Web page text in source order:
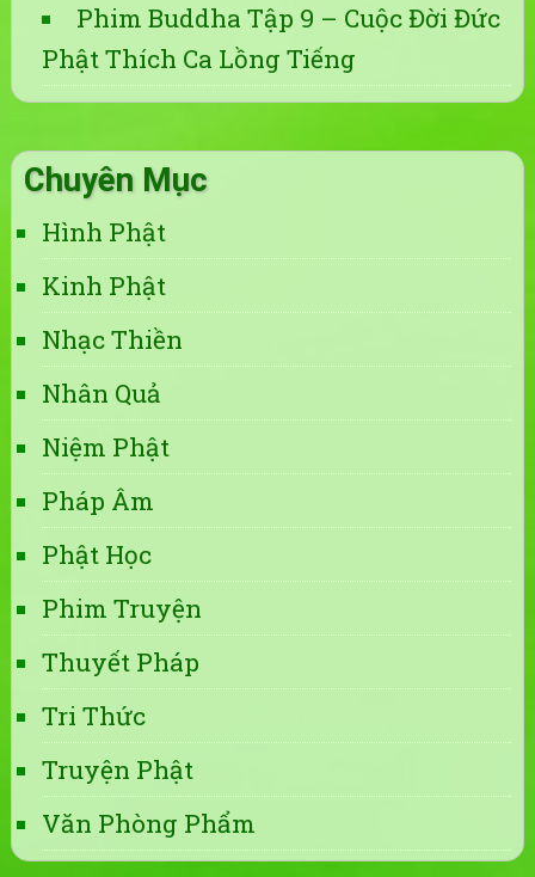
Phim Buddha Tập 9 – Cuộc Đời Đức
Phật Thích Ca Lồng Tiếng
Chuyên Mục
Hình Phật
Kinh Phật
Nhạc Thiền
Nhân Quả
Niệm Phật
Pháp Âm
Phật Học
Phim Truyện
Thuyết Pháp
Tri Thức
Truyện Phật
Văn Phòng Phẩm